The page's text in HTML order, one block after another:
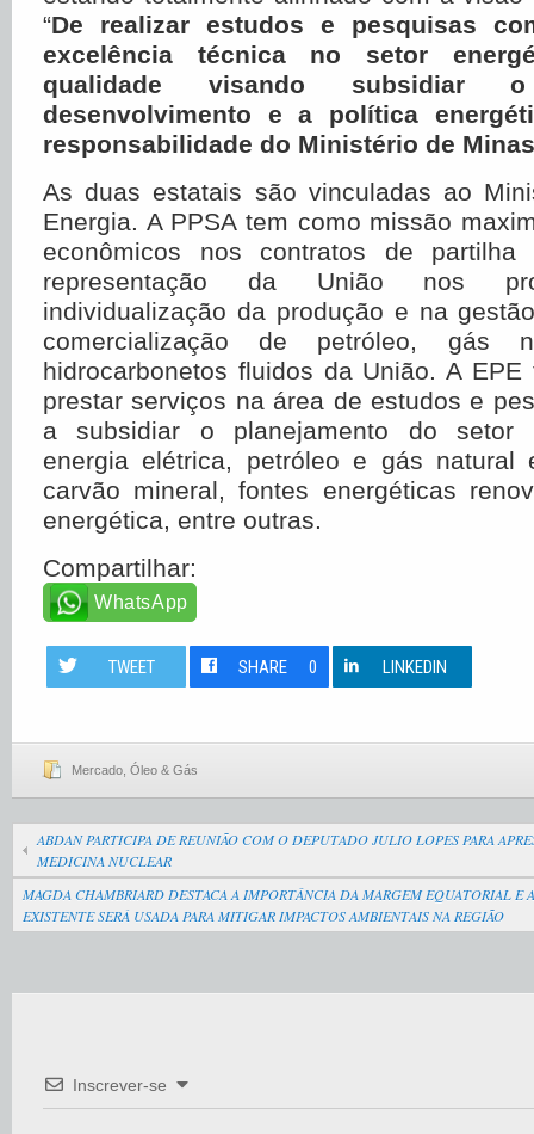
“De realizar estudos e pesquisas
excelência técnica no setor
qualidade visando subsidiar o
desenvolvimento e a política
responsabilidade do Ministério de
As duas estatais são vinculadas ao
Energia. A PPSA tem como missão
econômicos nos contratos de
representação da União nos
individualização da produção e na
comercialização de petróleo, gás
hidrocarbonetos fluidos da União. A
prestar serviços na área de estudos e
a subsidiar o planejamento do setor
energia elétrica, petróleo e gás natural
carvão mineral, fontes energéticas
energética, entre outras.
Compartilhar:
WhatsApp
TWEET SHARE 0 LINKEDIN
Mercado Óleo & Gás
ABDAN PARTICIPA DE REUNIÃO COM O DEPUTADO JULIO LOPES PARA
MEDICINA NUCLEAR
MAGDA CHAMBRIARD DESTACA A IMPORTÂNCIA DA MARGEM EQUATORIAL E
EXISTENTE SERÁ USADA PARA MITIGAR IMPACTOS AMBIENTAIS NA REGIÃO
Inscrever-se